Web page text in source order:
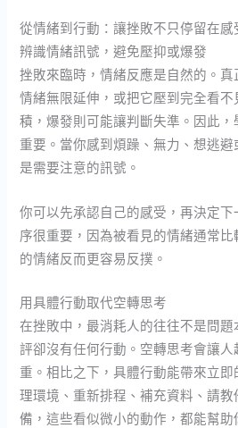
從情緒到行動：讓挫敗不只停留在感
辨識情緒訊號，避免壓抑或爆發
挫敗來臨時，情緒反應是自然的。
情緒無限延伸，或把它壓到完全看
積，爆發則可能讓判斷失準。因此
重要。當你感到煩躁、無力、想逃
是需要注意的訊號。
你可以先承認自己的感受，再決定
序很重要，因為被看見的情緒通常
的情緒反而更容易反撲。
用具體行動取代空轉思考
在挫敗中，最消耗人的往往不是問
評卻沒有任何行動。空轉思考會讓
重。相比之下，具體行動能帶來立
理環境、重新排程、補充資料、請
備，這些看似微小的動作，都能幫